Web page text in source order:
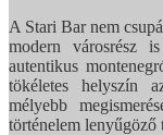
A Stari Bar nem
modern városrész
autentikus
tökéletes helyszín
mélyebb
történelem lenyűgöző